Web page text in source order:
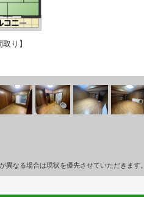
り】
なる場合は現状を優先させていただきます。